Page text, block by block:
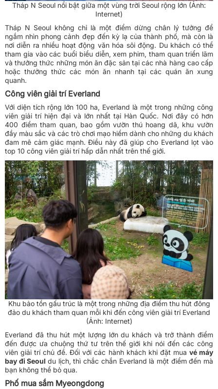
Tháp N Seoul nổi bật giữa một vùng trời Seoul rộng lớn (Ảnh:
Internet)
Tháp N Seoul không chỉ là một điểm dừng chân lý tưởng để
ngắm nhìn phong cảnh đẹp đến kỳ lạ của thành phố, mà còn là
nơi diễn ra nhiều hoạt động văn hóa sôi động. Du khách có thể
tham gia vào các buổi biểu diễn, xem phim, tham quan triển lãm
và thưởng thức những món ăn đặc sản tại các nhà hàng cao cấp
hoặc thưởng thức các món ăn nhanh tại các quán ăn xung
quanh.
Công viên giải trí Everland
Với diện tích rộng lớn 100 ha, Everland là một trong những công
viên giải trí hiện đại và lớn nhất tại Hàn Quốc. Nơi đây có hơn
400 điểm tham quan, bao gồm vườn thú hoang dã, khu vườn
đầy màu sắc và các trò chơi mạo hiểm dành cho những du khách
đam mê cảm giác mạnh. Điều này đã giúp cho Everland lọt vào
top 10 công viên giải trí hấp dẫn nhất trên thế giới.
Khu bảo tồn gấu trúc là một trong những địa điểm thu hút đông
đảo du khách tham quan mỗi khi đến công viên giải trí Everland
(Ảnh: Internet)
Everland đã thu hút một lượng lớn du khách và trở thành điểm
đến được ưa chuộng thứ tư trên thế giới khi nói đến các công
viên giải trí chủ đề. Đối với các hành khách khi đặt mua vé máy
bay đi Seouldu lịch, thì chắc chắn Everland là một điểm đến mà
bạn không thể bỏ qua.
Phố mua sắm Myeongdong